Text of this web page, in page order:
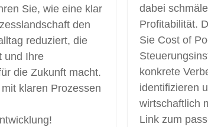
dabei
Profitabilität.
Sie Cost of
konkrete
identifizieren
wirtschaftlich
Link zum
Sie, wie eine klar
den
reduziert, die
und Ihre
die Zukunft macht.
klaren Prozessen